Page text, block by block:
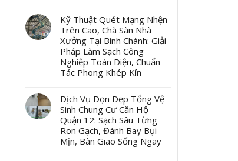
Kỹ Thuật Quét Mạng Nhện
Trên Cao, Chà Sàn Nhà
Xưởng Tại Bình Chánh: Giải
Pháp Làm Sạch Công
Nghiệp Toàn Diện, Chuẩn
Tác Phong Khép Kín
Dịch Vụ Dọn Dẹp Tổng Vệ
Sinh Chung Cư Căn Hộ
Quận 12: Sạch Sâu Từng
Ron Gạch, Đánh Bay Bụi
Mịn, Bàn Giao Sống Ngay